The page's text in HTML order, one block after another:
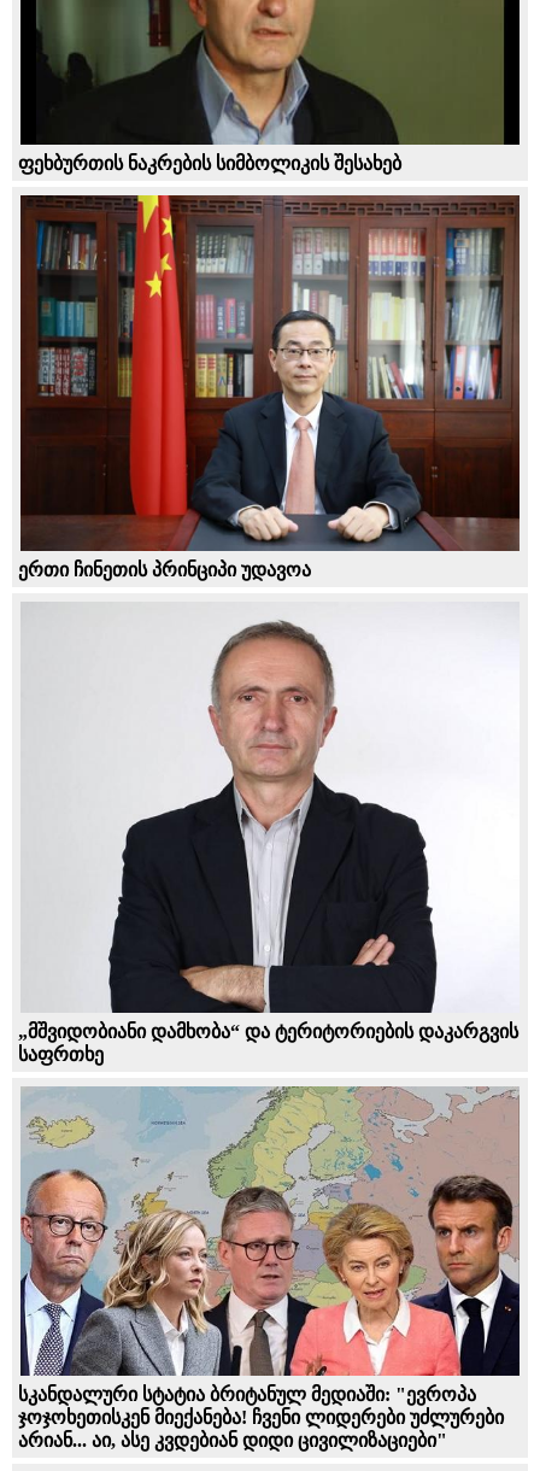
ფეხბურთის ნაკრების სიმბოლიკის შესახებ
ერთი ჩინეთის პრინციპი უდავოა
„მშვიდობიანი დამხობა“ და ტერიტორიების დაკარგვის
საფრთხე
სკანდალური სტატია ბრიტანულ მედიაში: "ევროპა
ჯოჯოხეთისკენ მიექანება! ჩვენი ლიდერები უძლურები
არიან... აი, ასე კვდებიან დიდი ცივილიზაციები"